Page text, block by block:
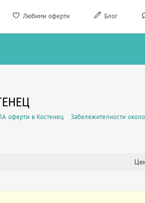
Любими оферти Блог
оферти в Костенец Забележителности